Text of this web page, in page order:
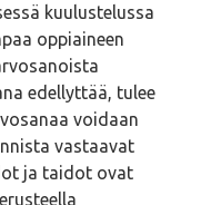
kuulustelussa
oppiaineen
edellyttää, tulee
voidaan
vastaavat
ja taidot ovat